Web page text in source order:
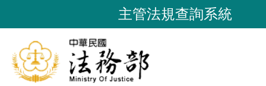
到
要
內
主管法規查詢系統